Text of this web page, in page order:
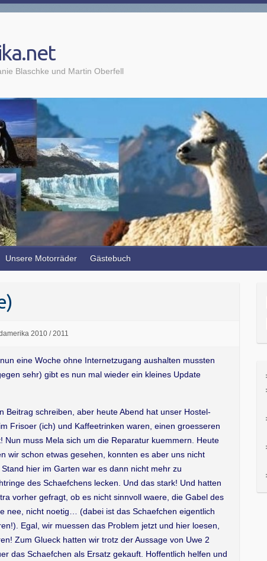
Blaschke und Martin Oberfell
Unsere Motorräder Gästebuch
2010 / 2011
eine Woche ohne Internetzugang aushalten mussten
sehr) gibt es nun mal wieder ein kleines Update
Beitrag schreiben, aber heute Abend hat unser Hostel-
Frisoer (ich) und Kaffeetrinken waren, einen groesseren
Nun muss Mela sich um die Reparatur kuemmern. Heute
wir schon etwas gesehen, konnten es aber uns nicht
hier im Garten war es dann nicht mehr zu
des Schaefchens lecken. Und das stark! Und hatten
vorher gefragt, ob es nicht sinnvoll waere, die Gabel des
nee, nicht noetig… (dabei ist das Schaefchen eigentlich
Egal, wir muessen das Problem jetzt und hier loesen,
Zum Glueck hatten wir trotz der Aussage von Uwe 2
das Schaefchen als Ersatz gekauft. Hoffentlich helfen und